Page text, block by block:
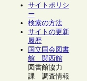
サイトポリシ
ー
検索の方法
サイトの更新
履歴
国立国会図書
館 関西館
図書館協力
課 調査情報